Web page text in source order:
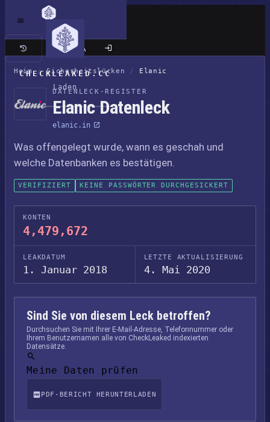
CHECKLEAKED.CC
Laden
Klassische Seite
Heim / Sicherheitslücken / Elanic
DATENLECK-REGISTER
Elanic Datenleck
elanic.in
Was offengelegt wurde, wann es geschah und
welche Datenbanken es bestätigen.
VERIFIZIERT KEINE PASSWÖRTER DURCHGESICKERT
KONTEN
4,479,672
LEAKDATUM
1. Januar 2018
LETZTE AKTUALISIERUNG
4. Mai 2020
Sind Sie von diesem Leck betroffen?
Durchsuchen Sie mit Ihrer E-Mail-Adresse, Telefonnummer oder
Ihrem Benutzernamen alle von CheckLeaked indexierten
Datensätze.
Meine Daten prüfen
PDF-BERICHT HERUNTERLADEN